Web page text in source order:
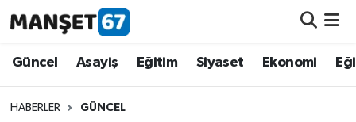
Güncel Asayiş Eğitim Siyaset Ekonomi
HABERLER GÜNCEL
Güncel
Asayiş